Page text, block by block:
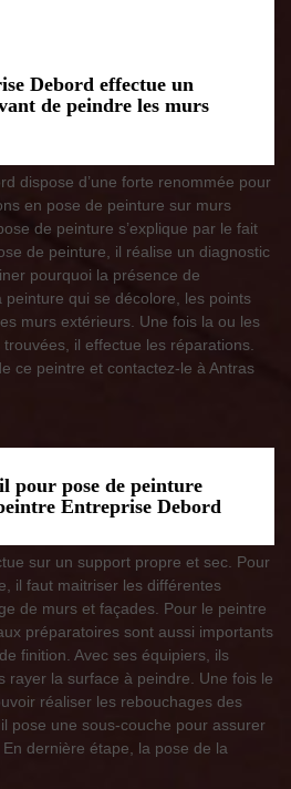
Debord effectue un
de peindre les murs
dispose d’une forte renommée pour
en pose de peinture sur murs
de peinture s’explique par le fait
de peinture, il réalise un diagnostic
pourquoi la présence de
qui se décolore, les points
murs extérieurs. Une fois la ou les
il effectue les réparations.
ce peintre et contactez-le à Antras
pour pose de peinture
Entreprise Debord
sur un support propre et sec. Pour
il faut maitriser les différentes
de murs et façades. Pour le peintre
préparatoires sont aussi importants
finition. Avec ses équipiers, ils
rayer la surface à peindre. Une fois le
réaliser les rebouchages des
pose une sous-couche pour assurer
dernière étape, la pose de la